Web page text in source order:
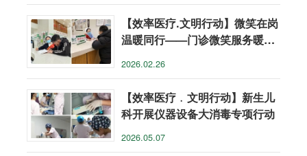
【效率医疗.文明行动】微笑在岗
温暖同行——门诊微笑服务暖人
2026.02.26
【效率医疗﹒文明行动】新生儿
科开展仪器设备大消毒专项行动
2026.05.07